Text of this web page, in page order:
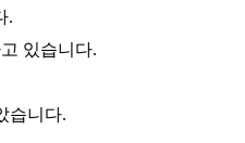
.
있습니다.
습니다.